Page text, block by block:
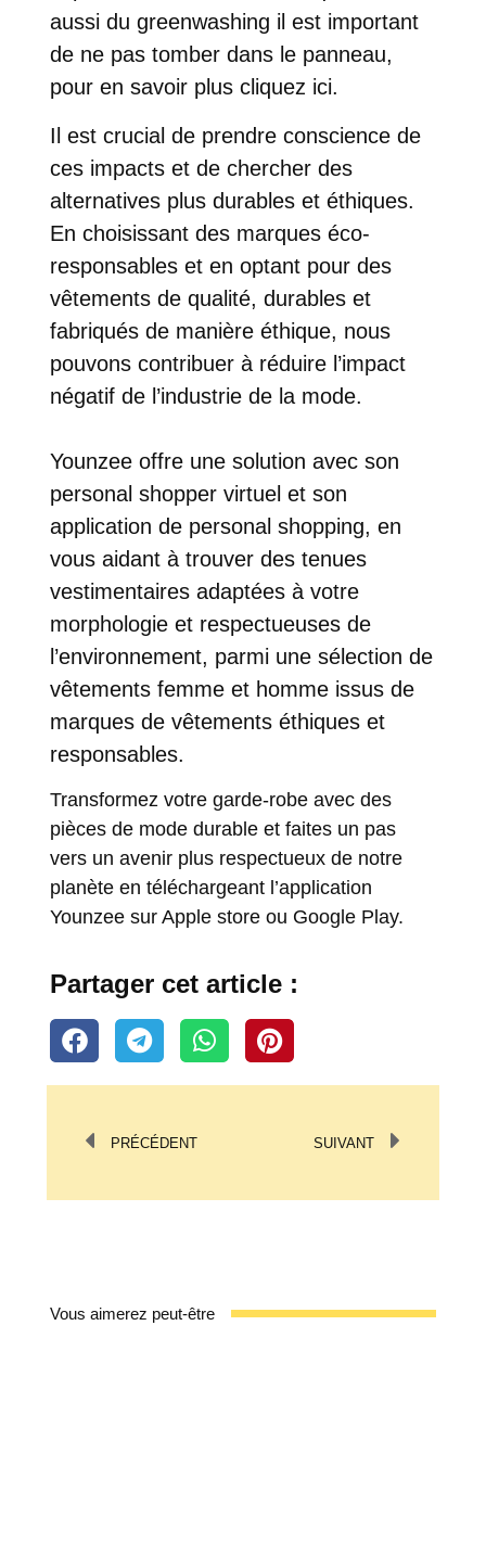
aussi du greenwashing il est important
de ne pas tomber dans le panneau,
pour en savoir plus cliquez ici.
Il est crucial de prendre conscience de
ces impacts et de chercher des
alternatives plus durables et éthiques.
En choisissant des marques éco-
responsables et en optant pour des
vêtements de qualité, durables et
fabriqués de manière éthique, nous
pouvons contribuer à réduire l’impact
négatif de l’industrie de la mode.
Younzee offre une solution avec son
personal shopper virtuel et son
application de personal shopping, en
vous aidant à trouver des tenues
vestimentaires adaptées à votre
morphologie et respectueuses de
l’environnement, parmi une sélection de
vêtements femme et homme issus de
marques de vêtements éthiques et
responsables.
Transformez votre garde-robe avec des
pièces de mode durable et faites un pas
vers un avenir plus respectueux de notre
planète en téléchargeant l’application
Younzee sur Apple store ou Google Play.
Partager cet article :
PRÉCÉDENT SUIVANT
Vous aimerez peut-être